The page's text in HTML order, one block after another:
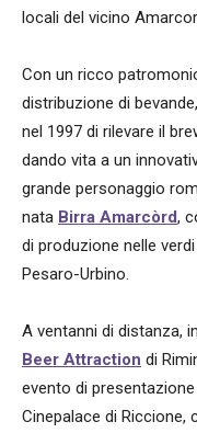
locali del vicino
Con un ricco
distribuzione di
nel 1997 di rilevare il
dando vita a un
grande personaggio
nata Birra Amarcòrd,
di produzione nelle
Pesaro-Urbino.
A ventanni di distanza,
Beer Attraction di
evento di
Cinepalace di Riccione,